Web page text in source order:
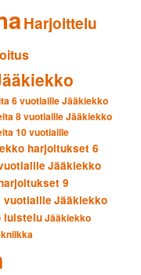
Harjoittelu
6 vuotiailleJääkiekko
8 vuotiailleJääkiekko
10 vuotiaille
harjoitukset 6
Jääkiekko
9
vuotiaille Jääkiekko
luisteluJääkiekko